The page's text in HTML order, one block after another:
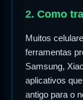
2. Como
Muitos
ferramentas
Samsung,
aplicativos
antigo para o